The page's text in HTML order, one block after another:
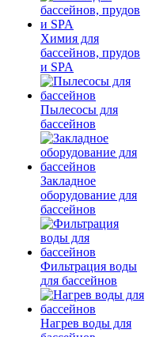
Химия для
бассейнов, прудов
и SPA
Пылесосы для
бассейнов
Закладное
оборудование для
бассейнов
Фильтрация воды
для бассейнов
Нагрев воды для